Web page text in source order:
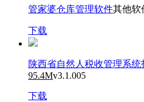
管家婆仓库管理软件其他软
下载
陕西省自然人税收管理系统
95.4Mv3.1.005
下载